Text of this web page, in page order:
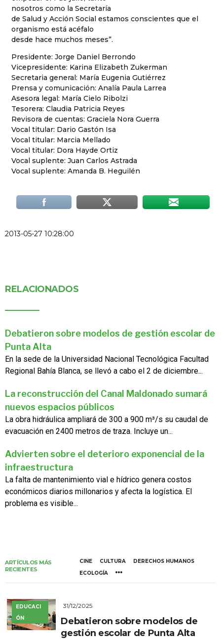
nosotros como la Secretaría
de Salud y Acción Social estamos conscientes que el
organismo está acéfalo
desde hace muchos meses”.
Presidente: Jorge Daniel Berrondo
Vicepresidente: Karina Elizabeth Zukerman
Secretaria general: María Eugenia Gutiérrez
Prensa y comunicación: Analía Paula Larrea
Asesora legal: María Cielo Ribolzi
Tesorera: Claudia Patricia Reyes
Revisora de cuentas: Graciela Nora Guerra
Vocal titular: Dario Gastón Isa
Vocal titular: Marcia Mellado
Vocal titular: Dora Hayde Ortiz
Vocal suplente: Juan Carlos Astrada
Vocal suplente: Amanda B. Heguilén
2013-05-27 10:28:00
RELACIONADOS
Debatieron sobre modelos de gestión escolar de
Punta Alta
En la sede de la Universidad Nacional Tecnológica Facultad
Regional Bahía Blanca, se llevó a cabo el 2 de diciembre...
La reconstrucción del Canal Maldonado sumará
nuevos espacios públicos
La obra hidráulica ampliará de 300 a 900 m³/s su caudal de
evacuación en 2400 metros de traza. Incluye un...
Advierten sobre el deterioro exponencial de la
infraestructura
La falta de mantenimiento vial e hídrico genera costos
económicos diarios millonarios y afecta la logística. El
problema es visible...
ARTÍCULOS MÁS
RECIENTES
CINE CULTURA
DERECHOS HUMANOS
ECOLOGÍA
EDUCACI
ÓN
31/12/2025
Debatieron sobre modelos de
gestión escolar de Punta Alta